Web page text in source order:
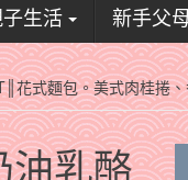
生活 新手父
花式麵包。美式肉桂捲
油乳酪